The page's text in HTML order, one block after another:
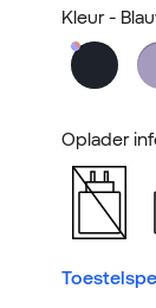
Kleur -
Oplader